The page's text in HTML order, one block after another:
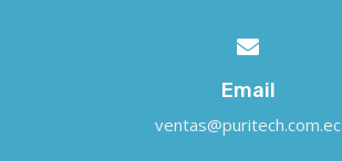
Email
ventas@puritech.com.ec